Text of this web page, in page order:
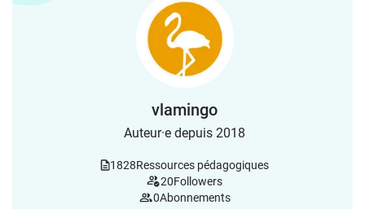
vlamingo
Auteur·e depuis 2018
1828Ressources pédagogiques
20Followers
0Abonnements